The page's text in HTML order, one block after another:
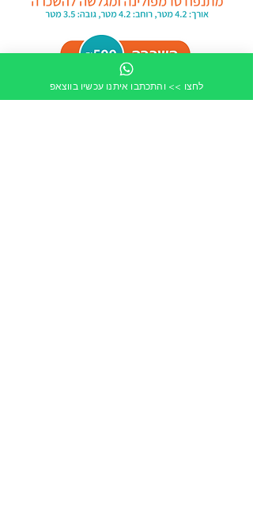
לחצו >> והתכתבו איתנו עכשיו בווצאפ